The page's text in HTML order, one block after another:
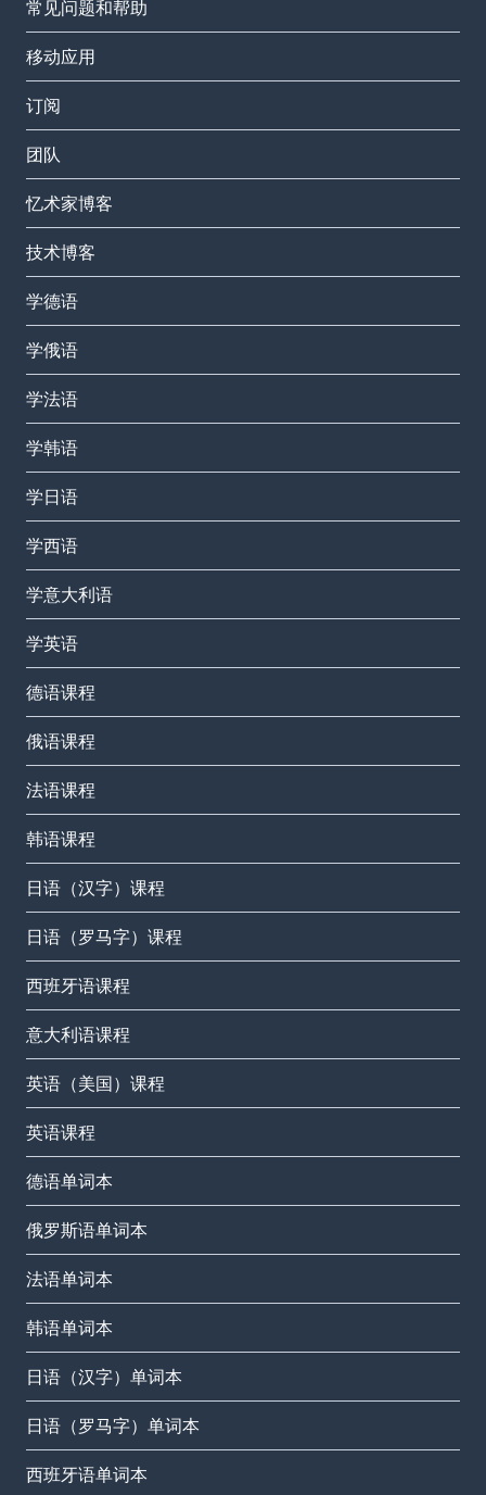
常见问题和帮助
移动应用
订阅
团队
忆术家博客
技术博客
学德语
学俄语
学法语
学韩语
学日语
学西语
学意大利语
学英语
德语课程
俄语课程
法语课程
韩语课程
日语（汉字）课程
日语（罗马字）课程
西班牙语课程
意大利语课程
英语（美国）课程
英语课程
德语单词本
俄罗斯语单词本
法语单词本
韩语单词本
日语（汉字）单词本
日语（罗马字）单词本
西班牙语单词本